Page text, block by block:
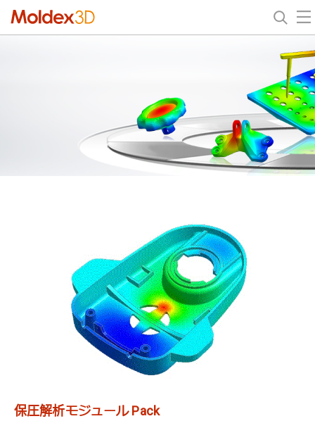
保圧解析モジュール Pack